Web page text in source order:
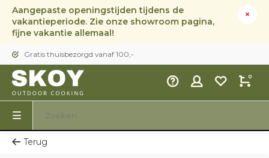
Aangepaste openingstijden tijdens de
vakantieperiode. Zie onze showroom pagina,
fijne vakantie allemaal!
Gratis thuisbezorgd vanaf 100,-
0
Terug